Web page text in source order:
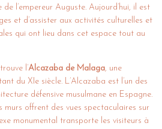
de l’empereur Auguste. Aujourd’hui, il est
et d’assister aux activités culturelles et
qui ont lieu dans cet espace tout au
l’ Alcazaba de Malaga, une
du XIe siècle. L’Alcazaba est l’un des
défensive musulmane en Espagne.
murs offrent des vues spectaculaires sur
monumental transporte les visiteurs à